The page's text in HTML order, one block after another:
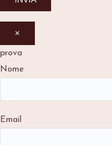
×
prova
Nome
Email